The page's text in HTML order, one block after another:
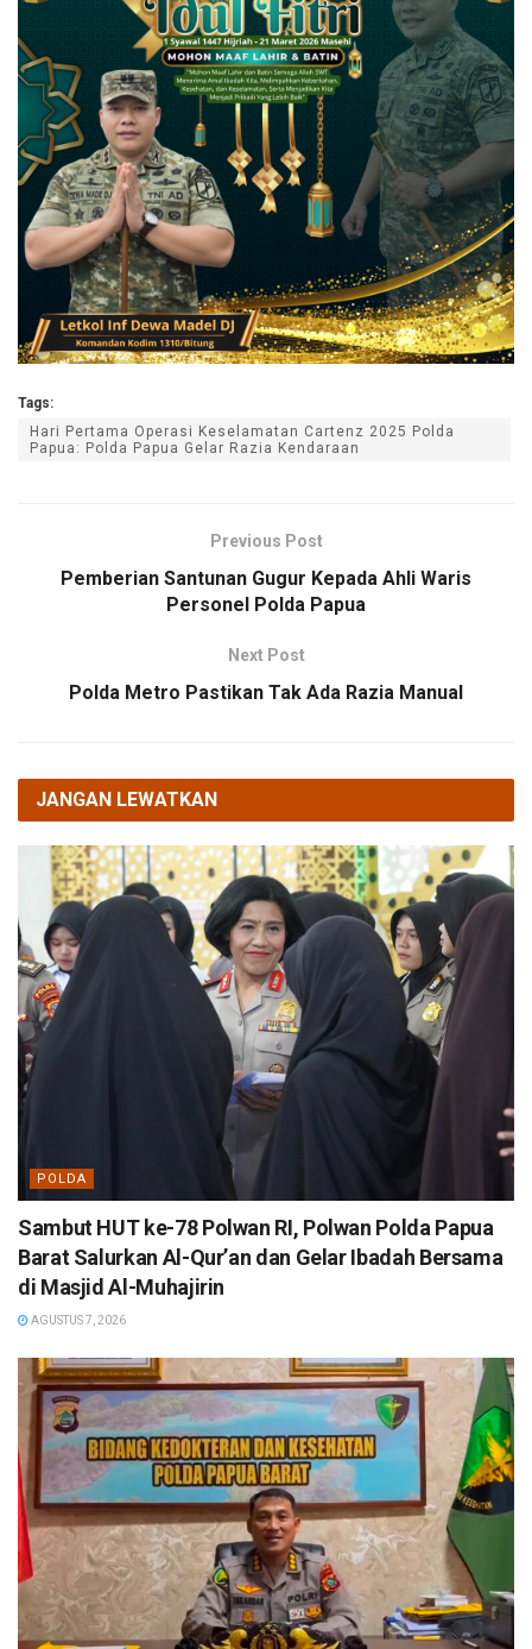
Tags:
Hari Pertama Operasi Keselamatan Cartenz 2025 Polda
Papua: Polda Papua Gelar Razia Kendaraan
Previous Post
Pemberian Santunan Gugur Kepada Ahli Waris
Personel Polda Papua
Next Post
Polda Metro Pastikan Tak Ada Razia Manual
JANGAN LEWATKAN
POLDA
Sambut HUT ke-78 Polwan RI, Polwan Polda Papua
Barat Salurkan Al-Qur’an dan Gelar Ibadah Bersama
di Masjid Al-Muhajirin
AGUSTUS 7, 2026